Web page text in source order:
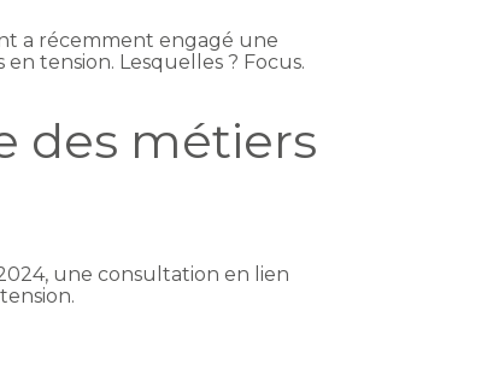
a récemment engagé une
tension. Lesquelles ? Focus.
des métiers
une consultation en lien